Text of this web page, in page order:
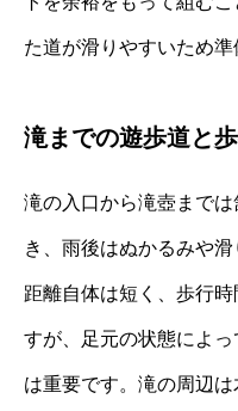
た道が滑りやすいため準
滝までの遊歩道と
滝の入口から滝壺まで
き、雨後はぬかるみや
距離自体は短く、歩行
すが、足元の状態によ
は重要です。滝の周辺